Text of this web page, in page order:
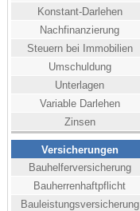
Konstant-Darlehen
Nachfinanzierung
Steuern bei Immobilien
Umschuldung
Unterlagen
Variable Darlehen
Zinsen
Versicherungen
Bauhelferversicherung
Bauherrenhaftpflicht
Bauleistungsversicherung